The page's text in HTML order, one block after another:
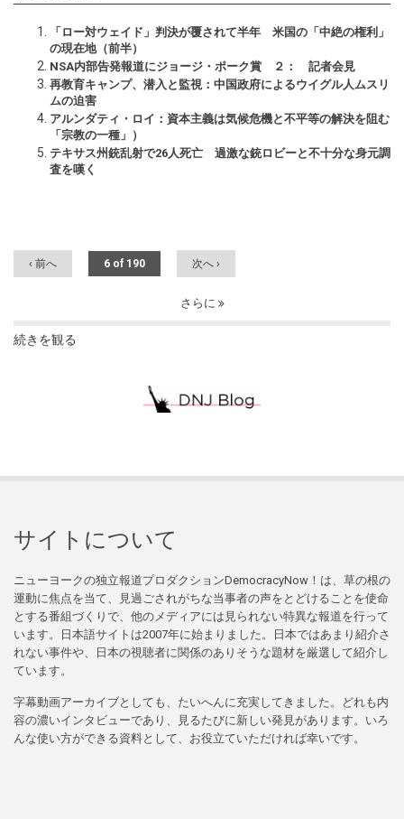
「ロー対ウェイド」判決が覆されて半年 米国の「中絶の権利」
の現在地（前半）
NSA内部告発報道にジョージ・ポーク賞 ２： 記者会見
再教育キャンプ、潜入と監視：中国政府によるウイグル人ムスリ
ムの迫害
アルンダティ・ロイ：資本主義は気候危機と不平等の解決を阻む
「宗教の一種」）
テキサス州銃乱射で26人死亡 過激な銃ロビーと不十分な身元調
査を嘆く
‹ 前へ 6 of 190 次へ ›
さらに
続きを観る
サイトについて
ニューヨークの独立報道プロダクションDemocracyNow！は、草の根の
運動に焦点を当て、見過ごされがちな当事者の声をとどけることを使命
とする番組づくりで、他のメディアには見られない特異な報道を行って
います。日本語サイトは2007年に始まりました。日本ではあまり紹介さ
れない事件や、日本の視聴者に関係のありそうな題材を厳選して紹介し
ています。
字幕動画アーカイブとしても、たいへんに充実してきました。どれも内
容の濃いインタビューであり、見るたびに新しい発見があります。いろ
んな使い方ができる資料として、お役立ていただければ幸いです。